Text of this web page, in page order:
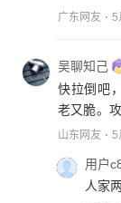
广东网友 5
吴聊知己
快拉倒吧
老又脆。
山东网友 5
用户
人家